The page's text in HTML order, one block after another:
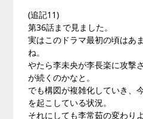
(追記11)
第36話まで見ました。
実はこのドラマ最初の頃はあ
ね。
やたら李未央が李長楽に攻撃
が続くのかなと。
でも構図が複雑化していき、
を起こしている状況。
それにしても李常茹の変わり